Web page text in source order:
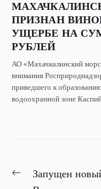
ПРИЗНАН
УЩЕРБЕ НА
РУБЛЕЙ
АО «Махачкалинский
внимания
приведшего к
водоохранной зоне
PreviousЗапущен